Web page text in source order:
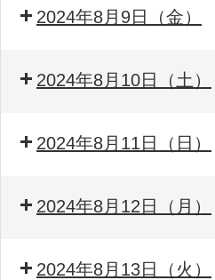
2024年8月9日（金）
2024年8月10日（土）
2024年8月11日（日）
2024年8月12日（月）
2024年8月13日（火）